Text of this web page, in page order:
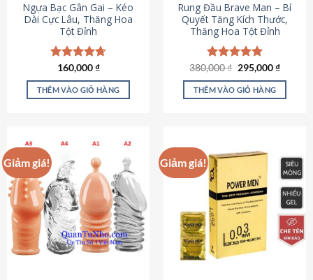
chọn
trên
trang
sản
phẩm
Ngựa Bạc Gân Gai – Kéo
Dài Cực Lâu, Thăng Hoa
Tột Đỉnh
Được xếp
hạng4.73
5 sao
160,000₫
THÊM VÀO GIỎ HÀNG
Rung Đầu Brave Man – Bí
Quyết Tăng Kích Thước,
Thăng Hoa Tột Đỉnh
Được xếp
hạng5.00
5 sao
380,000₫ Giá
là:
380,000 ₫.
295,000₫Giá
tại
THÊM VÀO GIỎ HÀNG
Giảm giá! Giảm giá!